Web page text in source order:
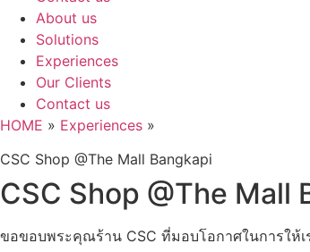
About us
Solutions
Experiences
Our Clients
Contact us
HOME » Experiences »
CSC Shop @The Mall Bangkapi
CSC Shop @The Mall
ขอขอบพระคุณร้าน CSC ที่มอบโอกาศในการให้เ